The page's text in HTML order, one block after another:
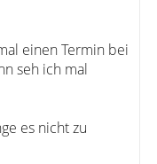
einen Termin bei
seh ich mal
es nicht zu